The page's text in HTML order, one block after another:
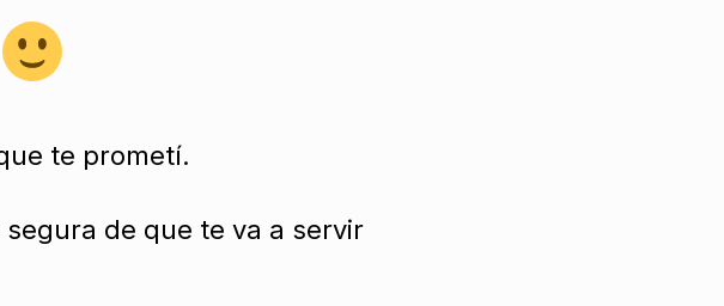
te prometí.
de que te va a servir